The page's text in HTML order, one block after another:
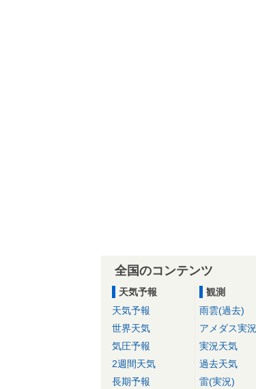
全国のコンテンツ
天気予報
天気予報
世界天気
気圧予報
2週間天気
長期予報
観測
雨雲(過去)
アメダス実況
実況天気
過去天気
雷(実況)